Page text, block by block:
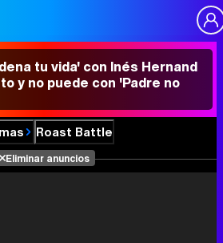
tu vida' con Inés Hernand
y no puede con 'Padre no
Roast Battle
Eliminar anuncios